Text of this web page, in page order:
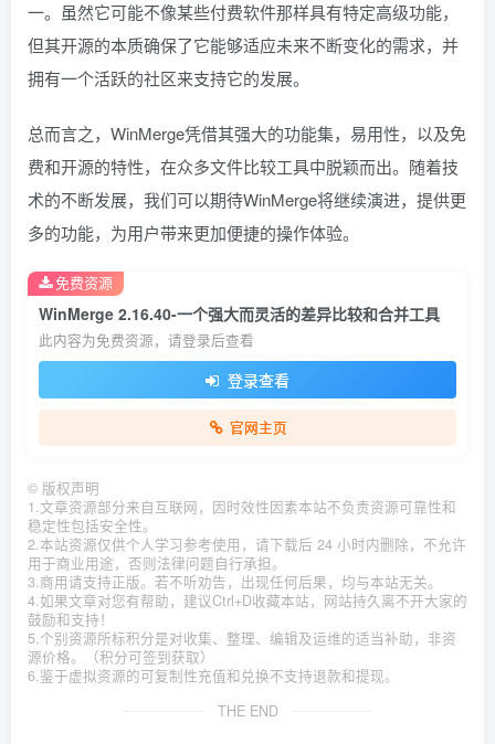
一。虽然它可能不像某些付费软件那样具有特定高级功能，
但其开源的本质确保了它能够适应未来不断变化的需求，并
拥有一个活跃的社区来支持它的发展。
总而言之，WinMerge凭借其强大的功能集，易用性，以及免
费和开源的特性，在众多文件比较工具中脱颖而出。随着技
术的不断发展，我们可以期待WinMerge将继续演进，提供更
多的功能，为用户带来更加便捷的操作体验。
WinMerge 2.16.40-一个强大而灵活的差异比较和合并工具
此内容为免费资源，请登录后查看
登录查看
官网主页
免费资源
© 版权声明
1.文章资源部分来自互联网，因时效性因素本站不负责资源可靠性和
稳定性包括安全性。
2.本站资源仅供个人学习参考使用，请下载后 24 小时内删除，不允许
用于商业用途，否则法律问题自行承担。
3.商用请支持正版。若不听劝告，出现任何后果，均与本站无关。
4.如果文章对您有帮助，建议Ctrl+D收藏本站，网站持久离不开大家的
鼓励和支持！
5.个别资源所标积分是对收集、整理、编辑及运维的适当补助，非资
源价格。（积分可签到获取）
6.鉴于虚拟资源的可复制性充值和兑换不支持退款和提现。
THE END